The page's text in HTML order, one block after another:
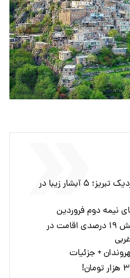
همسفر با بهار به آبشارهای نزدیک تبریز؛ ۵ آبشار زیبا در
نیمه دوم فروردین
در آغاز سفرهای نوروزی: افزایش ۱۹ درصدی اقامت در
+ جزئیات